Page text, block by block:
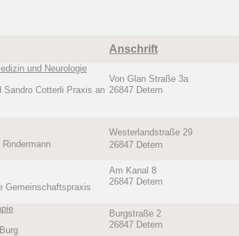
Anschrift
und Neurologie
Sandro Cotterli Praxis an
Von Glan Straße 3a
26847 Detern
Rindermann
Westerlandstraße 29
26847 Detern
Gemeinschaftspraxis
Am Kanal 8
26847 Detern
Burgstraße 2
26847 Detern